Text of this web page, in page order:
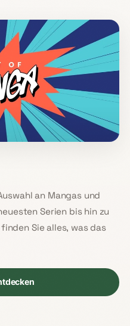
an Mangas und
Serien bis hin zu
Sie alles, was das